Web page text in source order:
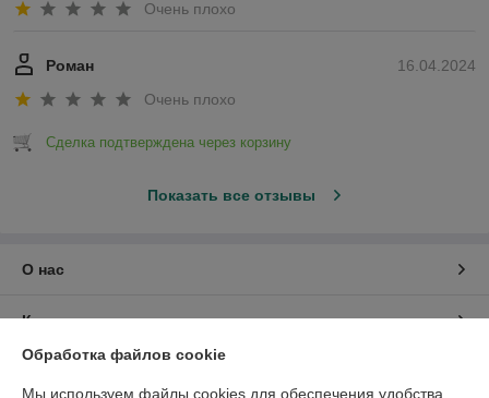
Очень плохо
16.04.2024
Роман
Очень плохо
Сделка подтверждена через корзину
Показать все отзывы
О нас
Контакты
Обработка файлов cookie
Мы используем файлы cookies для обеспечения удобства